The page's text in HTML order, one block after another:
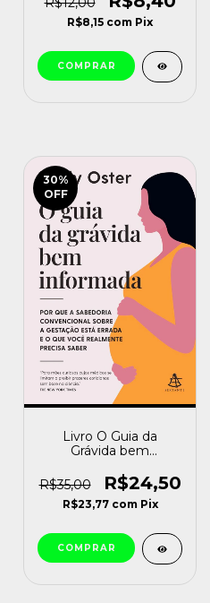
Gotlieb (1985) [usado]
R$8,15 com Pix
30%
OFF
Livro O Guia da
Grávida bem
[usado]
R$35,00 R$24,50
R$23,77 com Pix